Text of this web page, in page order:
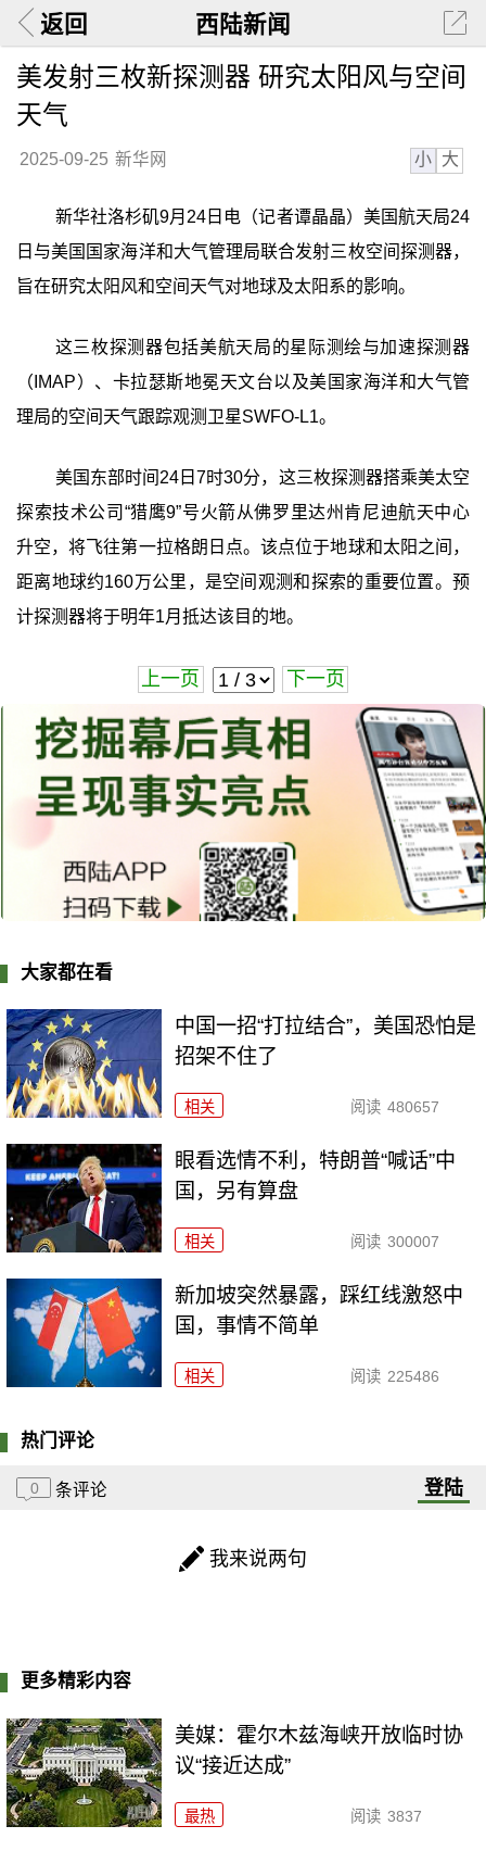
返回 西陆新闻
美发射三枚新探测器 研究太阳风与空间
天气
2025-09-25 新华网 小 大
新华社洛杉矶9月24日电（记者谭晶晶）美国航天局24
日与美国国家海洋和大气管理局联合发射三枚空间探测器，
旨在研究太阳风和空间天气对地球及太阳系的影响。
这三枚探测器包括美航天局的星际测绘与加速探测器
（IMAP）、卡拉瑟斯地冕天文台以及美国家海洋和大气管
理局的空间天气跟踪观测卫星SWFO-L1。
美国东部时间24日7时30分，这三枚探测器搭乘美太空
探索技术公司“猎鹰9”号火箭从佛罗里达州肯尼迪航天中心
升空，将飞往第一拉格朗日点。该点位于地球和太阳之间，
距离地球约160万公里，是空间观测和探索的重要位置。预
计探测器将于明年1月抵达该目的地。
上一页 下一页
大家都在看
中国一招“打拉结合”，美国恐怕是
招架不住了
相关 阅读 480657
眼看选情不利，特朗普“喊话”中
国，另有算盘
相关 阅读 300007
新加坡突然暴露，踩红线激怒中
国，事情不简单
相关 阅读 225486
热门评论
0 条评论 登陆
我来说两句
更多精彩内容
美媒：霍尔木兹海峡开放临时协
议“接近达成”
最热 阅读 3837